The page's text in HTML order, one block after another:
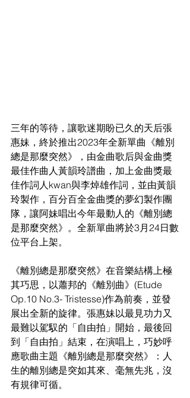
三年的等待，讓歌迷期盼已久的天后張
惠妹，終於推出2023年全新單曲《離別
總是那麼突然》，由金曲歌后與金曲獎
最佳作曲人黃韻玲譜曲，加上金曲獎最
佳作詞人kwan與李焯雄作詞，並由黃韻
玲製作，百分百全金曲獎的夢幻製作團
隊，讓阿妹唱出今年最動人的《離別總
是那麼突然》。全新單曲將於3月24日數
位平台上架。
《離別總是那麼突然》在音樂結構上極
其巧思，以蕭邦的《離別曲》(Etude
Op.10 No.3- Tristesse)作為前奏，並發
展出全新的旋律。張惠妹以最見功力又
最難以駕馭的「自由拍」開始，最後回
到「自由拍」結束，在演唱上，巧妙呼
應歌曲主題《離別總是那麼突然》：人
生的離別總是突如其來、毫無先兆，沒
有規律可循。